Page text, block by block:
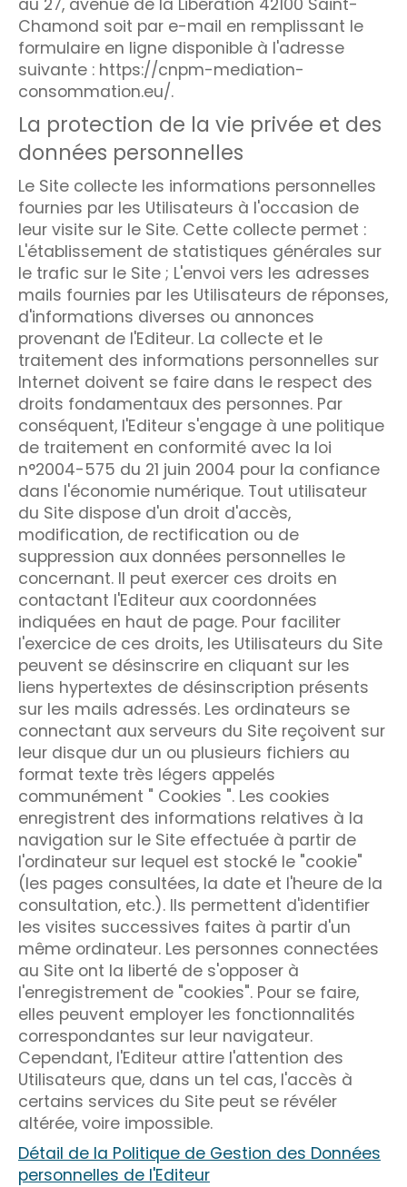
Chamond soit par e-mail en remplissant le
formulaire en ligne disponible à l'adresse
suivante : https://cnpm-mediation-
consommation.eu/.
La protection de la vie privée et des
données personnelles
Le Site collecte les informations personnelles
fournies par les Utilisateurs à l'occasion de
leur visite sur le Site. Cette collecte permet :
L'établissement de statistiques générales sur
le trafic sur le Site ; L'envoi vers les adresses
mails fournies par les Utilisateurs de réponses,
d'informations diverses ou annonces
provenant de l'Editeur. La collecte et le
traitement des informations personnelles sur
Internet doivent se faire dans le respect des
droits fondamentaux des personnes. Par
conséquent, l'Editeur s'engage à une politique
de traitement en conformité avec la loi
n°2004-575 du 21 juin 2004 pour la confiance
dans l'économie numérique. Tout utilisateur
du Site dispose d'un droit d'accès,
modification, de rectification ou de
suppression aux données personnelles le
concernant. Il peut exercer ces droits en
contactant l'Editeur aux coordonnées
indiquées en haut de page. Pour faciliter
l'exercice de ces droits, les Utilisateurs du Site
peuvent se désinscrire en cliquant sur les
liens hypertextes de désinscription présents
sur les mails adressés. Les ordinateurs se
connectant aux serveurs du Site reçoivent sur
leur disque dur un ou plusieurs fichiers au
format texte très légers appelés
communément " Cookies ". Les cookies
enregistrent des informations relatives à la
navigation sur le Site effectuée à partir de
l'ordinateur sur lequel est stocké le "cookie"
(les pages consultées, la date et l'heure de la
consultation, etc.). Ils permettent d'identifier
les visites successives faites à partir d'un
même ordinateur. Les personnes connectées
au Site ont la liberté de s'opposer à
l'enregistrement de "cookies". Pour se faire,
elles peuvent employer les fonctionnalités
correspondantes sur leur navigateur.
Cependant, l'Editeur attire l'attention des
Utilisateurs que, dans un tel cas, l'accès à
certains services du Site peut se révéler
altérée, voire impossible.
Détail de la Politique de Gestion des Données
personnelles de l'Editeur